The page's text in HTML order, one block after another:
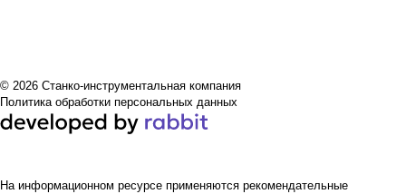
© 2026 Станко-инструментальная компания
Политика обработки персональных данных
На информационном ресурсе применяются рекомендательные